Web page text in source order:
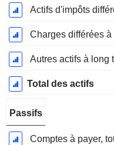
Actifs d'impôts
Charges différées à
Autres actifs à long
Total des actifs
Passifs
Comptes à payer,